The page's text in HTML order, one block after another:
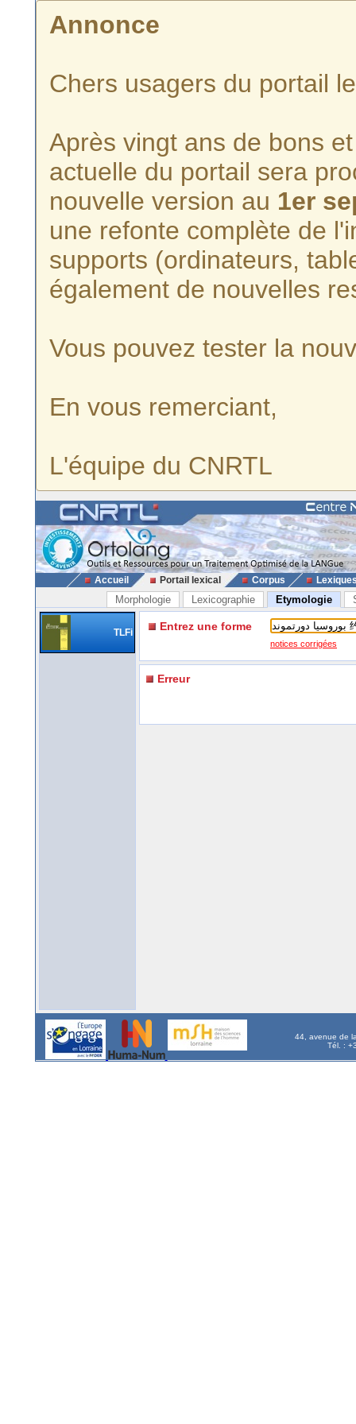
Annonce
Chers usagers du portail
Après vingt ans de bons
actuelle du portail sera
nouvelle version au 1er
une refonte complète de
supports (ordinateurs,
également de nouvelles
Vous pouvez tester la
En vous remerciant,
L'équipe du CNRTL
Accueil Portail lexical Corpus
Morphologie Lexicographie Etymologie
TLFi Entrez une forme
notices corrigées
Erreur
44, avenue de
Tél. :